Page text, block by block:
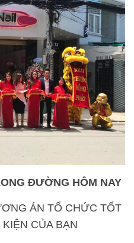
ĐƯỜNG HÔM NAY
ÁN TỔ CHỨC TỐT
CỦA BẠN